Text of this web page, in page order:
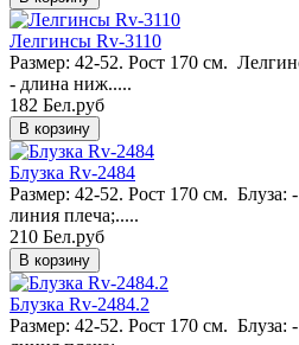
Лелгинсы Rv-3110
Размер: 42-52. Рост 170 см.
- длина ниж.....
182 Бел.руб
Блузка Rv-2484
Размер: 42-52. Рост 170 см. Блуза:
линия плеча;.....
210 Бел.руб
Блузка Rv-2484.2
Размер: 42-52. Рост 170 см. Блуза: